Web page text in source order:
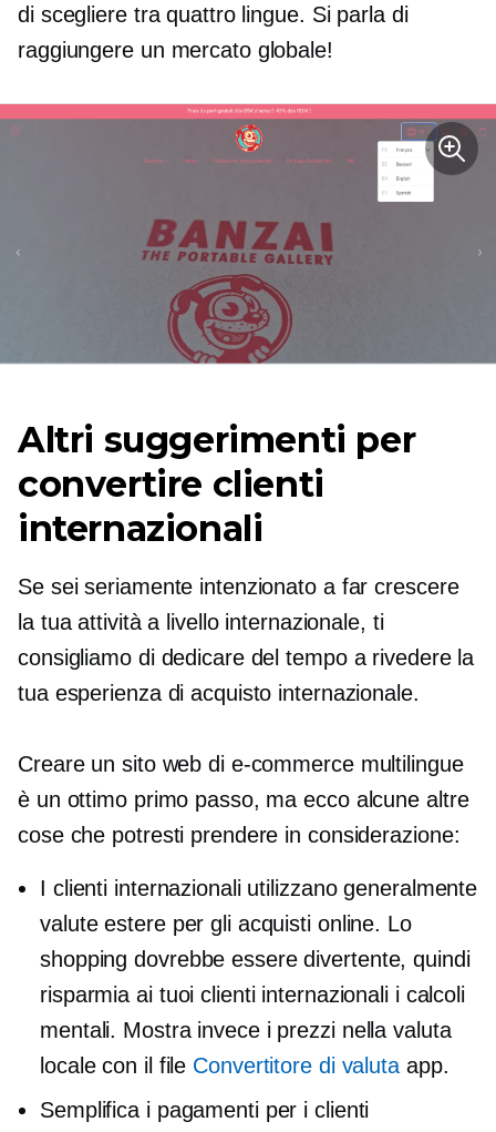
di scegliere tra quattro lingue. Si parla di
raggiungere un mercato globale!
Altri suggerimenti per
convertire clienti
internazionali
Se sei seriamente intenzionato a far crescere
la tua attività a livello internazionale, ti
consigliamo di dedicare del tempo a rivedere la
tua esperienza di acquisto internazionale.
Creare un sito web di e-commerce multilingue
è un ottimo primo passo, ma ecco alcune altre
cose che potresti prendere in considerazione:
I clienti internazionali utilizzano generalmente
valute estere per gli acquisti online. Lo
shopping dovrebbe essere divertente, quindi
risparmia ai tuoi clienti internazionali i calcoli
mentali. Mostra invece i prezzi nella valuta
locale con il file Convertitore di valutaapp.
Semplifica i pagamenti per i clienti